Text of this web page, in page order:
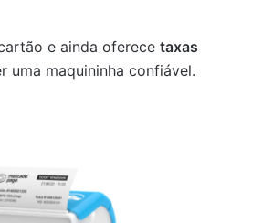
e ainda oferece taxas
uma maquininha confiável.